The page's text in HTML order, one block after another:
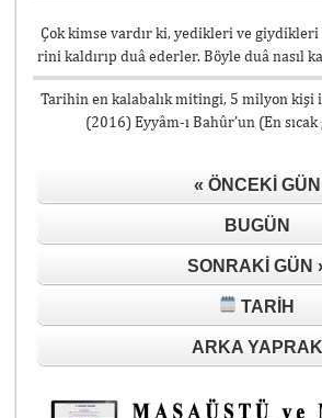
Çok kimse vardır ki, yedikleri ve giydikleri
rini kaldırıp duâ ederler. Böyle duâ nasıl
Tarihin en kalabalık mitingi, 5 milyon kişi
(2016) Eyyâm-ı Bahûr’un (En
« ÖNCEKI GÜN
BUGÜN
SONRAKI GÜN
TARIH
ARKA YAPRAK